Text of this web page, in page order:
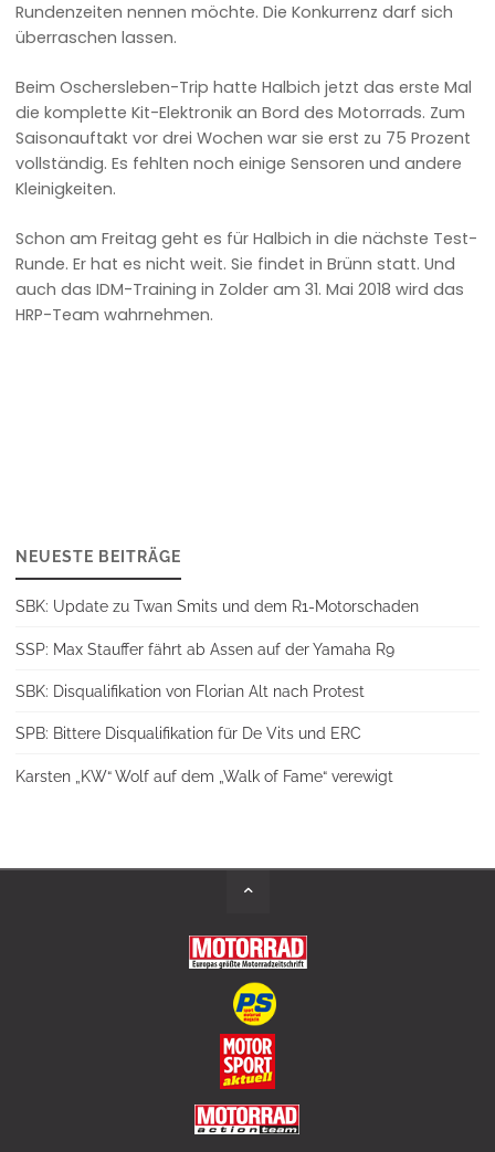
Rundenzeiten nennen möchte. Die Konkurrenz darf sich
überraschen lassen.
Beim Oschersleben-Trip hatte Halbich jetzt das erste Mal
die komplette Kit-Elektronik an Bord des Motorrads. Zum
Saisonauftakt vor drei Wochen war sie erst zu 75 Prozent
vollständig. Es fehlten noch einige Sensoren und andere
Kleinigkeiten.
Schon am Freitag geht es für Halbich in die nächste Test-
Runde. Er hat es nicht weit. Sie findet in Brünn statt. Und
auch das IDM-Training in Zolder am 31. Mai 2018 wird das
HRP-Team wahrnehmen.
NEUESTE BEITRÄGE
SBK: Update zu Twan Smits und dem R1-Motorschaden
SSP: Max Stauffer fährt ab Assen auf der Yamaha R9
SBK: Disqualifikation von Florian Alt nach Protest
SPB: Bittere Disqualifikation für De Vits und ERC
Karsten „KW“ Wolf auf dem „Walk of Fame“ verewigt
Back